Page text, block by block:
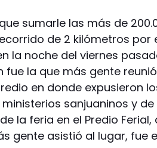
sumarle las más de
de 2 kilómetros por
la noche del viernes
fue la que más gente
en donde expusieron
sanjuaninos y
la feria en el Predio Ferial,
gente asistió al lugar, fue